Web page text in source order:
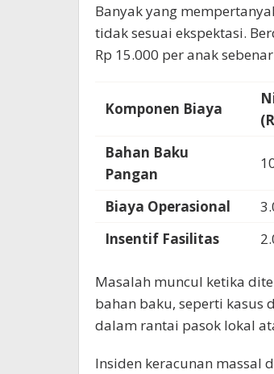
Banyak yang
tidak sesuai ekspektasi.
Rp 15.000 per anak
Komponen Biaya
Bahan Baku
Pangan
Biaya Operasional
Insentif Fasilitas
Masalah muncul ketika
bahan baku, seperti kasus
dalam rantai pasok lokal
Insiden keracunan massal